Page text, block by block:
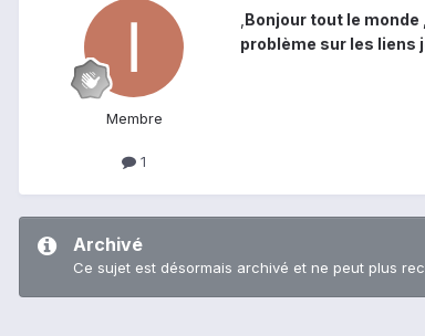
Membre
1
Bonjour tout le
problème sur les liens
Archivé
Ce sujet est désormais archivé et ne peut plus